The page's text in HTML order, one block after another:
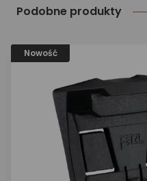
Podobne produkty
Nowość